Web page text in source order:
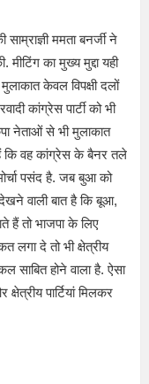
ममता बनर्जी ने
मीटिंग का मुख्य मुद्दा यही
केवल विपक्षी दलों
कांग्रेस पार्टी को भी
नेताओं से भी मुलाकात
कि वह कांग्रेस के बैनर तले
पसंद है. जब बुआ को
वाली बात है कि बूआ,
हैं तो भाजपा के लिए
लगा दे तो भी क्षेत्रीय
साबित होने वाला है. ऐसा
पार्टियां मिलकर